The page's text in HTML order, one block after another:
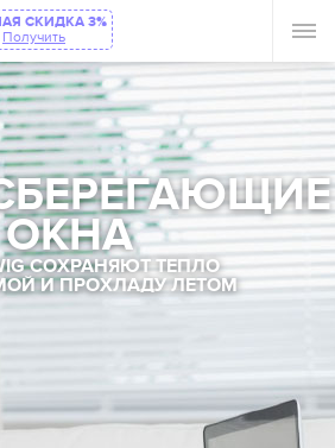
СКИДКА 3%
Получить
ОКНА
СОХРАНЯЮТ ТЕПЛО
И ПРОХЛАДУ ЛЕТОМ